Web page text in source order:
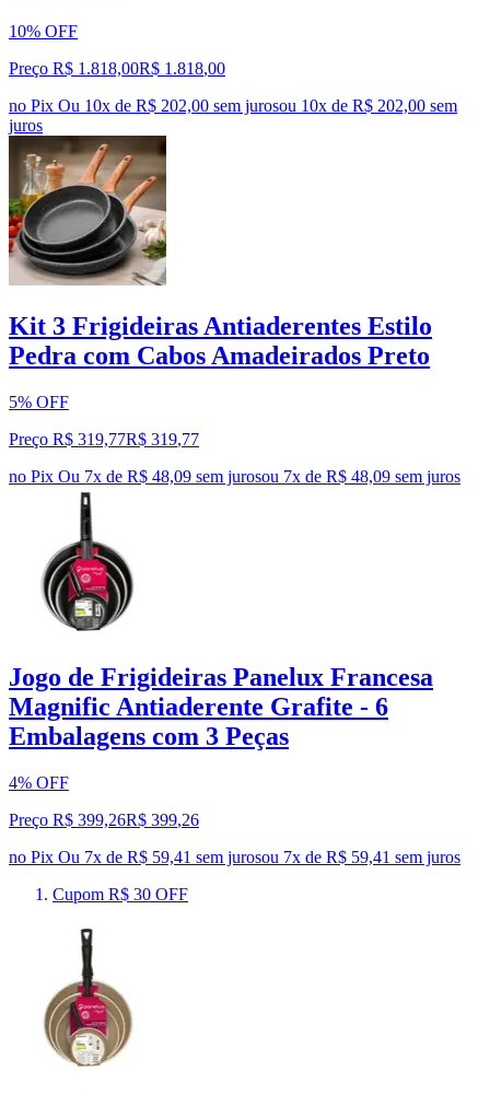
10% OFF
Preço R$ 1.818,00R$ 1.818,00
no Pix Ou 10x de R$ 202,00 sem jurosou 10x de R$ 202,00 sem
juros
Kit 3 Frigideiras Antiaderentes Estilo
Pedra com Cabos Amadeirados Preto
5% OFF
Preço R$ 319,77R$ 319,77
no Pix Ou 7x de R$ 48,09 sem jurosou 7x de R$ 48,09 sem juros
Jogo de Frigideiras Panelux Francesa
Magnific Antiaderente Grafite - 6
Embalagens com 3 Peças
4% OFF
Preço R$ 399,26R$ 399,26
no Pix Ou 7x de R$ 59,41 sem jurosou 7x de R$ 59,41 sem juros
Cupom R$ 30 OFF